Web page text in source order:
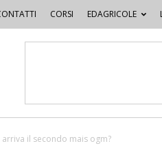
CORSI EDAGRICOLE
arriva il secondo mais ogm?